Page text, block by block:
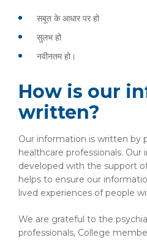
सबूत के आधार पर हो
सुलभ हो
नवीनतम हो।
How is our
written?
Our information is written by
healthcare professionals. Our
developed with the support
helps to ensure our
lived experiences of people
We are grateful to the
professionals, College